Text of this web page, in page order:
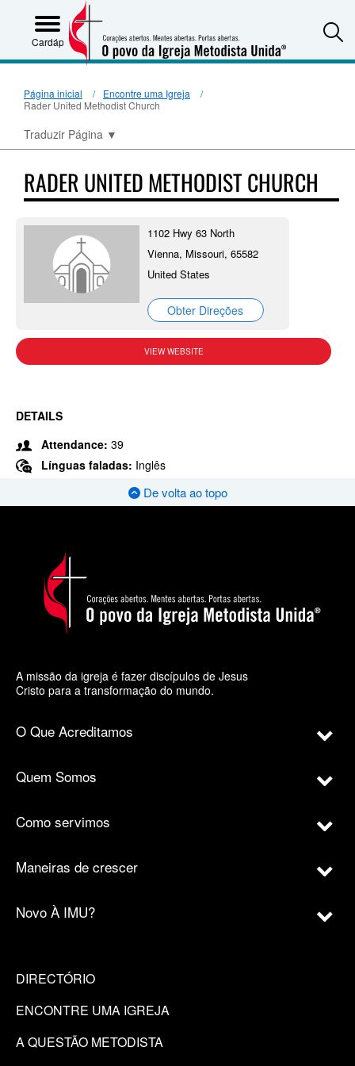
Cardápio
Página inicial
Encontre uma Igreja
Rader United Methodist Church
Traduzir Página ▼
RADER UNITED METHODIST CHURCH
1102 Hwy 63 North
Vienna, Missouri, 65582
United States
Obter Direções
VIEW WEBSITE
DETAILS
Attendance: 39
Línguas faladas: Inglês
De volta ao topo
A missão da igreja é fazer discípulos de Jesus
Cristo para a transformação do mundo.
O Que Acreditamos
Quem Somos
Como servimos
Maneiras de crescer
Novo À IMU?
DIRECTÓRIO
ENCONTRE UMA IGREJA
A QUESTÃO METODISTA